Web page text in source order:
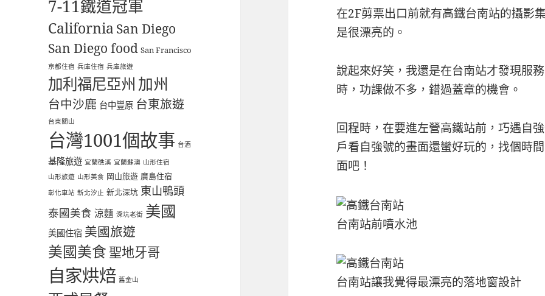
7-11鐵道冠軍
California San Diego
San Diego food San Francisco
京都住宿 兵庫住宿 兵庫旅遊
加利福尼亞州 加州
台中沙鹿 台中豐原 台東旅遊
台東關山
台灣1001個故事 台酒
基隆旅遊 宜蘭礁溪 宜蘭蘇澳 山形住宿
山形旅遊 山形美食 岡山旅遊 廣島住宿
彰化車站 新北汐止 新北深坑 東山鴨頭
泰國美食 涼麵 深坑老街 美國
美國住宿 美國旅遊
美國美食 聖地牙哥
自家烘焙 舊金山
在2F剪票出口前就有高鐵台南站的攝影
是很漂亮的。
說起來好笑，我還是在台南站才發現服
時，功課做不多，錯過蓋章的機會。
回程時，在要進左營高鐵站前，巧遇自
戶看自強號的畫面還蠻好玩的，找個時
面吧！
台南站前噴水池
台南站讓我覺得最漂亮的落地窗設計